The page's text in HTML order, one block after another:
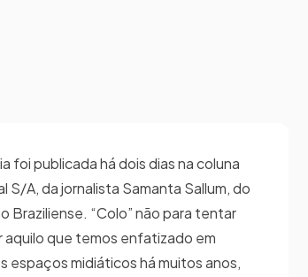
foi publicada há dois dias na coluna
S/A, da jornalista Samanta Sallum, do
Braziliense. “Colo” não para tentar
aquilo que temos enfatizado em
espaços midiáticos há muitos anos,